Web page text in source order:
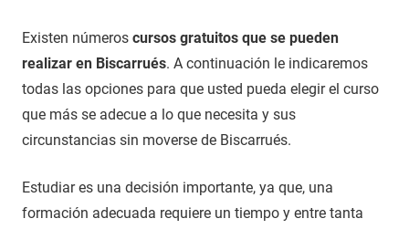
22
de
octubre
2021
Maria
Cursos
en
Huesca
Existen números cursos gratuitos que se pueden
realizar en Biscarrués. A continuación le indicaremos
todas las opciones para que usted pueda elegir el curso
que más se adecue a lo que necesita y sus
circunstancias sin moverse de Biscarrués.
Estudiar es una decisión importante, ya que, una
formación adecuada requiere un tiempo y entre tanta